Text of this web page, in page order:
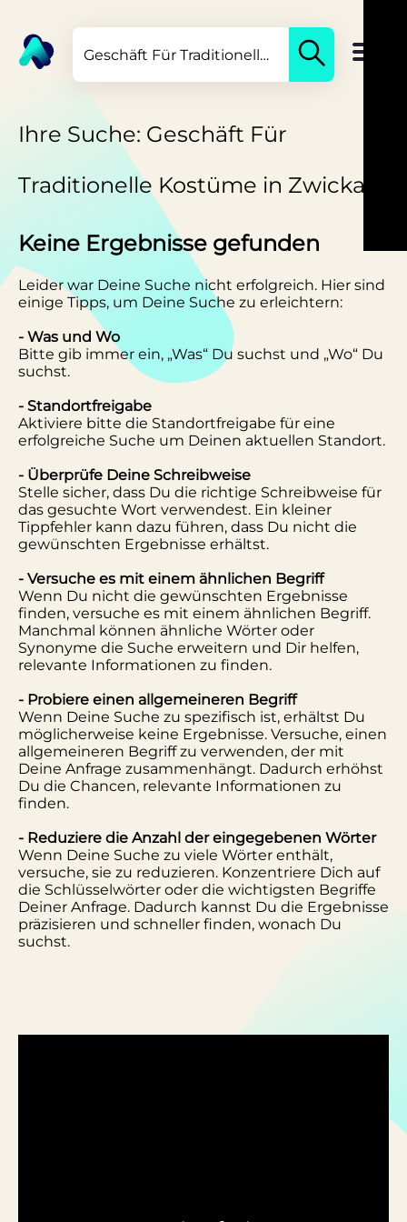
Ihre Suche: Geschäft Für
Traditionelle Kostüme in Zwickau
Keine Ergebnisse gefunden
Leider war Deine Suche nicht erfolgreich. Hier sind
einige Tipps, um Deine Suche zu erleichtern:
- Was und Wo
Bitte gib immer ein, „Was“ Du suchst und „Wo“ Du
suchst.
- Standortfreigabe
Aktiviere bitte die Standortfreigabe für eine
erfolgreiche Suche um Deinen aktuellen Standort.
- Überprüfe Deine Schreibweise
Stelle sicher, dass Du die richtige Schreibweise für
das gesuchte Wort verwendest. Ein kleiner
Tippfehler kann dazu führen, dass Du nicht die
gewünschten Ergebnisse erhältst.
- Versuche es mit einem ähnlichen Begriff
Wenn Du nicht die gewünschten Ergebnisse
finden, versuche es mit einem ähnlichen Begriff.
Manchmal können ähnliche Wörter oder
Synonyme die Suche erweitern und Dir helfen,
relevante Informationen zu finden.
- Probiere einen allgemeineren Begriff
Wenn Deine Suche zu spezifisch ist, erhältst Du
möglicherweise keine Ergebnisse. Versuche, einen
allgemeineren Begriff zu verwenden, der mit
Deine Anfrage zusammenhängt. Dadurch erhöhst
Du die Chancen, relevante Informationen zu
finden.
- Reduziere die Anzahl der eingegebenen Wörter
Wenn Deine Suche zu viele Wörter enthält,
versuche, sie zu reduzieren. Konzentriere Dich auf
die Schlüsselwörter oder die wichtigsten Begriffe
Deiner Anfrage. Dadurch kannst Du die Ergebnisse
präzisieren und schneller finden, wonach Du
suchst.